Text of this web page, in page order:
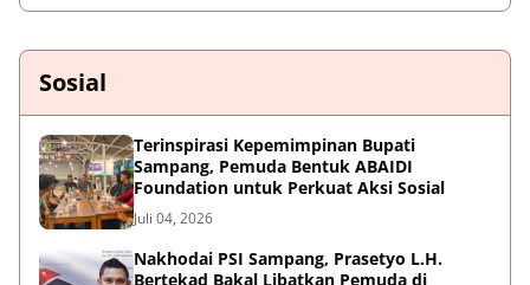
Sosial
Terinspirasi Kepemimpinan Bupati
Sampang, Pemuda Bentuk ABAIDI
Foundation untuk Perkuat Aksi Sosial
Juli 04, 2026
Nakhodai PSI Sampang, Prasetyo L.H.
Bertekad Bakal Libatkan Pemuda di